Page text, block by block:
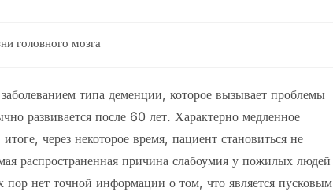
головного мозга
типа деменции, которое вызывает проблемы
развивается после 60 лет. Характерно медленное
через некоторое время, пациент становиться не
распространенная причина слабоумия у пожилых людей
пор нет точной информации о том, что является пусковым